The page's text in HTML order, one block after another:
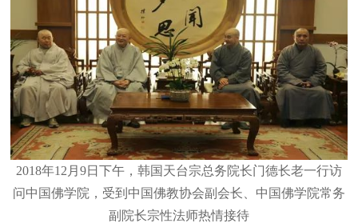
2018年12月9日下午，韩国天台宗总务院长门德长老一行访
问中国佛学院，受到中国佛教协会副会长、中国佛学院常务
副院长宗性法师热情接待